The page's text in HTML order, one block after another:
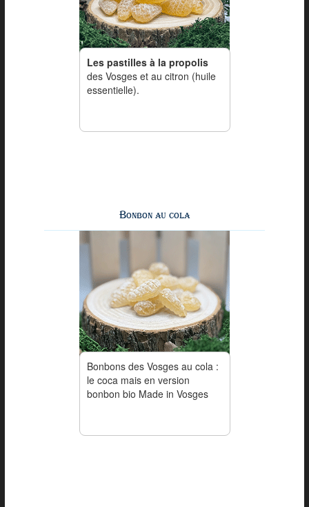
Les pastilles à la propolis
des Vosges et au citron (huile
essentielle).
Bonbon au cola
Bonbons des Vosges au cola :
le coca mais en version
bonbon bio Made in Vosges